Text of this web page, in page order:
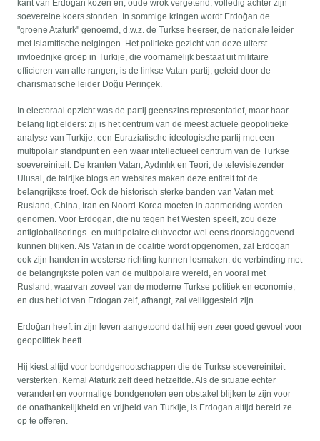
kant van Erdoğan kozen en, oude wrok vergetend, volledig achter zijn
soevereine koers stonden. In sommige kringen wordt Erdoğan de
"groene Ataturk" genoemd, d.w.z. de Turkse heerser, de nationale leider
met islamitische neigingen. Het politieke gezicht van deze uiterst
invloedrijke groep in Turkije, die voornamelijk bestaat uit militaire
officieren van alle rangen, is de linkse Vatan-partij, geleid door de
charismatische leider Doğu Perinçek.
In electoraal opzicht was de partij geenszins representatief, maar haar
belang ligt elders: zij is het centrum van de meest actuele geopolitieke
analyse van Turkije, een Euraziatische ideologische partij met een
multipolair standpunt en een waar intellectueel centrum van de Turkse
soevereiniteit. De kranten Vatan, Aydınlık en Teori, de televisiezender
Ulusal, de talrijke blogs en websites maken deze entiteit tot de
belangrijkste troef. Ook de historisch sterke banden van Vatan met
Rusland, China, Iran en Noord-Korea moeten in aanmerking worden
genomen. Voor Erdogan, die nu tegen het Westen speelt, zou deze
antiglobaliserings- en multipolaire clubvector wel eens doorslaggevend
kunnen blijken. Als Vatan in de coalitie wordt opgenomen, zal Erdogan
ook zijn handen in westerse richting kunnen losmaken: de verbinding met
de belangrijkste polen van de multipolaire wereld, en vooral met
Rusland, waarvan zoveel van de moderne Turkse politiek en economie,
en dus het lot van Erdogan zelf, afhangt, zal veiliggesteld zijn.
Erdoğan heeft in zijn leven aangetoond dat hij een zeer goed gevoel voor
geopolitiek heeft.
Hij kiest altijd voor bondgenootschappen die de Turkse soevereiniteit
versterken. Kemal Ataturk zelf deed hetzelfde. Als de situatie echter
verandert en voormalige bondgenoten een obstakel blijken te zijn voor
de onafhankelijkheid en vrijheid van Turkije, is Erdogan altijd bereid ze
op te offeren.